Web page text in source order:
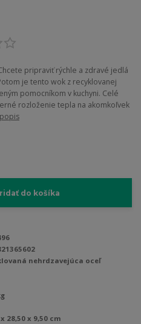
pripraviť rýchle a zdravé jedlá
je tento wok z recyklovanej
pomocníkom v kuchyni. Celé
rozloženie tepla na akomkoľvek
do košíka
nehrdzavejúca oceľ
28,50 x 9,50 cm